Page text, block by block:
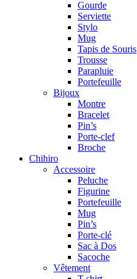
Gourde
Serviette
Stylo
Mug
Tapis de Souris
Trousse
Parapluie
Portefeuille
Bijoux
Montre
Bracelet
Pin’s
Porte-clef
Broche
Chihiro
Accessoire
Peluche
Figurine
Portefeuille
Mug
Pin’s
Porte-clé
Sac à Dos
Sacoche
Vêtement